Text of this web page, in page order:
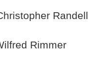
Randell
Rimmer